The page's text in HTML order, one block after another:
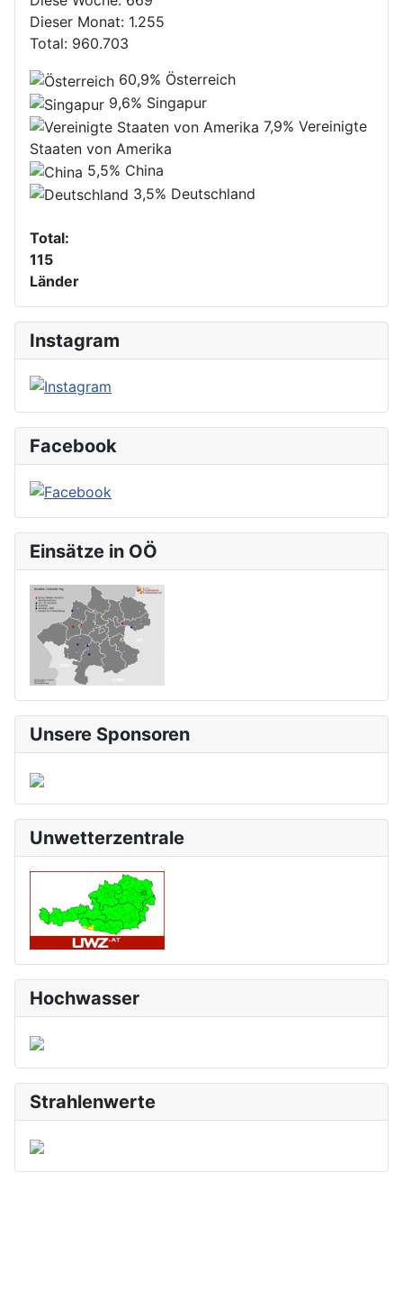
Dieser Monat: 1.255
Total: 960.703
60,9% Österreich
9,6% Singapur
7,9% Vereinigte
Staaten von Amerika
5,5% China
3,5% Deutschland
Total:
115
Länder
Instagram
Facebook
Einsätze in OÖ
Unsere Sponsoren
Unwetterzentrale
Hochwasser
Strahlenwerte